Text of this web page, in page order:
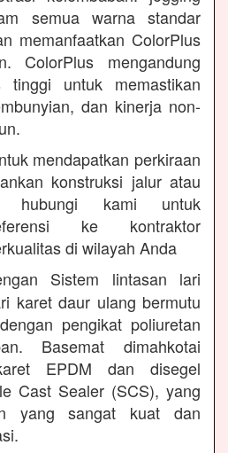
semua warna standar
memanfaatkan ColorPlus
ColorPlus mengandung
tinggi untuk memastikan
dan kinerja non-
mendapatkan perkiraan
konstruksi jalur atau
hubungi kami untuk
ke kontraktor
di wilayah Anda
Sistem lintasan lari
karet daur ulang bermutu
pengikat poliuretan
Basemat dimahkotai
EPDM dan disegel
Cast Sealer (SCS), yang
yang sangat kuat dan